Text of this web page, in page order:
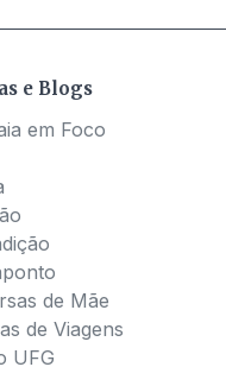
e Blogs
em Foco
de Mãe
de Viagens
UFG